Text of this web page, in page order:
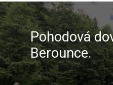
Pohodová
Berounce.